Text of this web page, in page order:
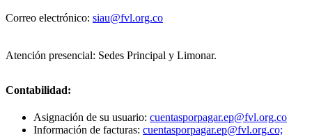
Correo electrónico: siau@fvl.org.co
Atención presencial: Sedes Principal y Limonar.
Contabilidad:
Asignación de su usuario: cuentasporpagar.ep@fvl.org.co
Información de facturas: cuentasporpagar.ep@fvl.org.co;